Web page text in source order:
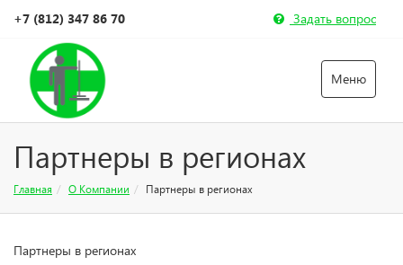
+7 (812) 347 86 70 Задать вопрос
Меню
Партнеры в регионах
Главная О Компании Партнеры в регионах
Партнеры в регионах